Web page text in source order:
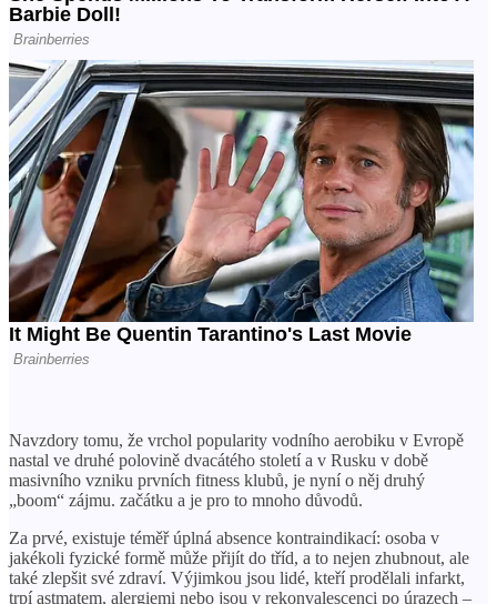
Navzdory tomu, že vrchol popularity vodního aerobiku v Evropě
nastal ve druhé polovině dvacátého století a v Rusku v době
masivního vzniku prvních fitness klubů, je nyní o něj druhý
„boom“ zájmu. začátku a je pro to mnoho důvodů.
Za prvé, existuje téměř úplná absence kontraindikací: osoba v
jakékoli fyzické formě může přijít do tříd, a to nejen zhubnout, ale
také zlepšit své zdraví. Výjimkou jsou lidé, kteří prodělali infarkt,
trpí astmatem, alergiemi nebo jsou v rekonvalescenci po úrazech –